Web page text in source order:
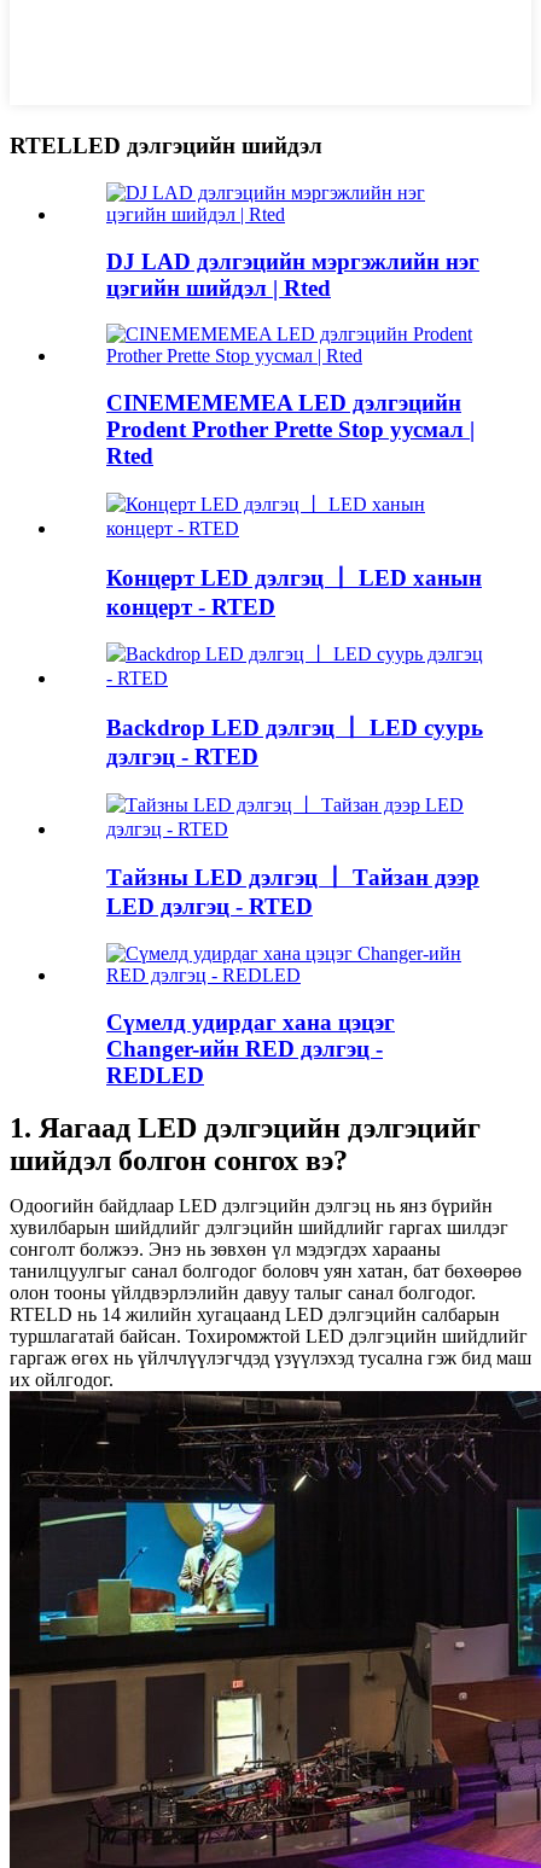
RTELLED дэлгэцийн шийдэл
DJ LAD дэлгэцийн мэргэжлийн нэг
цэгийн шийдэл | Rted
CINEMEMEMEA LED дэлгэцийн
Prodent Prother Prette Stop уусмал |
Rted
Концерт LED дэлгэц 丨 LED ханын
концерт - RTED
Backdrop LED дэлгэц 丨 LED суурь
дэлгэц - RTED
Тайзны LED дэлгэц 丨 Тайзан дээр
LED дэлгэц - RTED
Сүмелд удирдаг хана цэцэг
Changer-ийн RED дэлгэц -
REDLED
1. Яагаад LED дэлгэцийн дэлгэцийг
шийдэл болгон сонгох вэ?
Одоогийн байдлаар LED дэлгэцийн дэлгэц нь янз бүрийн
хувилбарын шийдлийг дэлгэцийн шийдлийг гаргах шилдэг
сонголт болжээ. Энэ нь зөвхөн үл мэдэгдэх харааны
танилцуулгыг санал болгодог боловч уян хатан, бат бөхөөрөө
олон тооны үйлдвэрлэлийн давуу талыг санал болгодог.
RTELD нь 14 жилийн хугацаанд LED дэлгэцийн салбарын
туршлагатай байсан. Тохиромжтой LED дэлгэцийн шийдлийг
гаргаж өгөх нь үйлчлүүлэгчдэд үзүүлэхэд тусална гэж бид маш
их ойлгодог.